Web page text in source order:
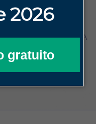
2026
gratuito
EFICAZ
QUALIDADE
AUTOMATIZANDO A